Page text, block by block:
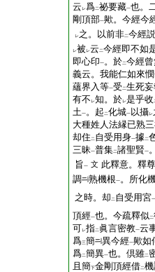
云 レ爲二祕要藏一也。
剛頂部一歟。今經今
レ之。以前非二今經説
レ被 レ云 二今經即不如
即心印一。於二今經
義云。我能仁如來憫
蘊界入等一受 二生死
有不 レ知。於レ是乎收
土一。起 二化城一 以攝レ
大種姓人法縁已熟
却住 二 自受用身一據二
三昧一普集二諸聖賢一
旨一 文 此釋意。釋
調
熟機根一。所化
之時。却 二 自受用宮一
頂經一也。今疏釋似二
可レ指二 眞言密教一云
爲三簡 異今經一歟
爲二簡異一也。倶雖二
且簡下金剛頂經借二